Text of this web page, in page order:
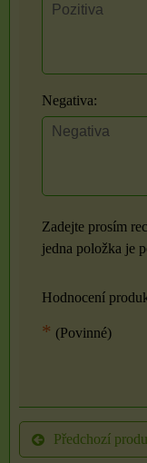
Negativa:
Zadejte prosím
jedna položka je
Hodnocení
* (Povinné)
Předchozí